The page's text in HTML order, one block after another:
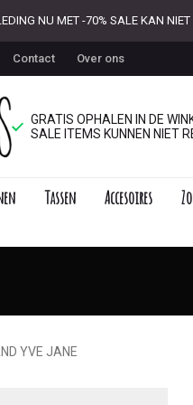
NU MET -70% SALE KAN
Contact Over ons
GRATIS OPHALEN IN DE
SALE ITEMS KUNNEN NIET
Tassen Accesoires
YVE JANE